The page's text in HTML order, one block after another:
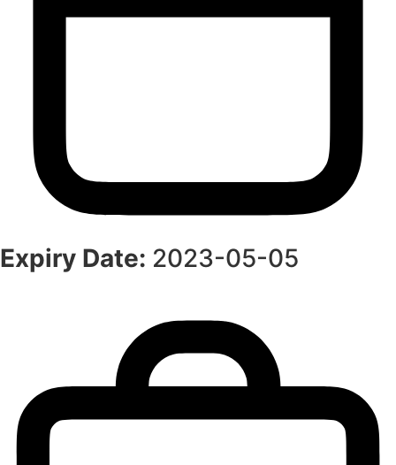
Expiry Date: 2023-05-05